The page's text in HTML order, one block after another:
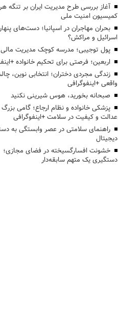
آغاز بررسی طرح مدیریت ایران بر تنگه
کمیسیون امنیت ملی
بحران مهاجران در اسپانیا؛ دست‌های
اسرائیل و مراکش؟
پول توجیبی؛ مدرسه کوچک مدیریت مالی
اربعین؛ فرصتی برای تحکیم خانواده
زندگی مجردی دختران؛ انتخابی نوین،
واقعی +اینفوگرافی
صبحانه بخورید، هوس شیرینی نکنید
پزشکی خانواده و نظام ارجاع؛ گامی بزرگ
عدالت و کیفیت در سلامت +اینفوگرافی
راهنمای سلامتی در عصر وابستگی به
دیجیتال
خشونت افسارگسیخته در فضای مجازی؛
دستگیری یک متهم سابقه‌دار